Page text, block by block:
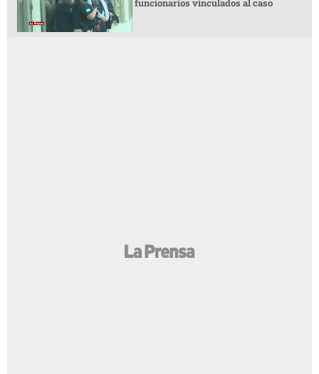
funcionarios vinculados al caso